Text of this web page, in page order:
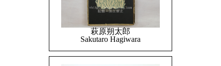
萩原朔太郎
Sakutaro Hagiwara